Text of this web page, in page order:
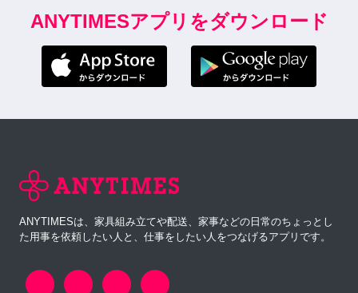
ANYTIMESアプリをダウンロード
ANYTIMESは、家具組み立てや配送、家事などの日常のちょっとし
た用事を依頼したい人と、仕事をしたい人をつなげるアプリです。